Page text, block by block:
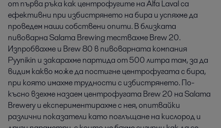
от първа ръка как центрофугите на Alfa Laval са
ефективни при избистрянето на бира и успяхме да
проведем наши собствени опити. В близката
пивоварна Salama Brewing тествахме Brew 20.
Изпробвахме и Brew 80 в пивоварната компания
Pyynikin и закарахме партида от 500 литра там, за да
видим какво може да постигне центрофугата с бира,
при която имахме трудности с избистрянето. По-
късно взехме назаем центрофугата Brew 20 на Salama
Brewery и експериментирахме с нея, опитвайки
различни показатели като поглъщане на кислород и